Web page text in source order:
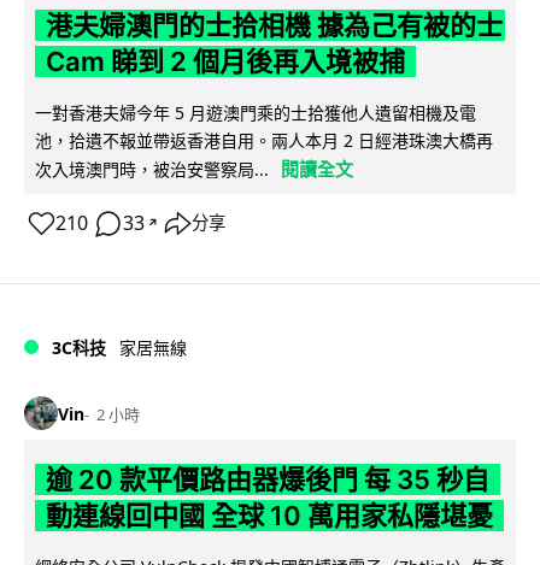
港夫婦澳門的士拾相機 據為己有被的士
Cam 睇到 2 個月後再入境被捕
一對香港夫婦今年 5 月遊澳門乘的士拾獲他人遺留相機及電
池，拾遺不報並帶返香港自用。兩人本月 2 日經港珠澳大橋再
次入境澳門時，被治安警察局...
閱讀全文
210 33 ↗ 分享
3C科技 家居無線
Vin 2 小時
逾 20 款平價路由器爆後門 每 35 秒自
動連線回中國 全球 10 萬用家私隱堪憂